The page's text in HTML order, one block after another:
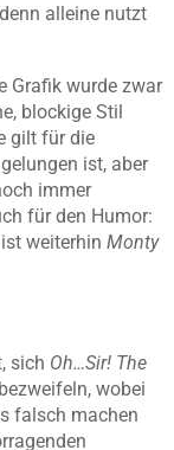
alleine nutzt
Grafik wurde zwar
blockige Stil
gilt für die
ist, aber
immer
für den Humor:
weiterhin Monty
sich Oh…Sir! The
wobei
falsch machen